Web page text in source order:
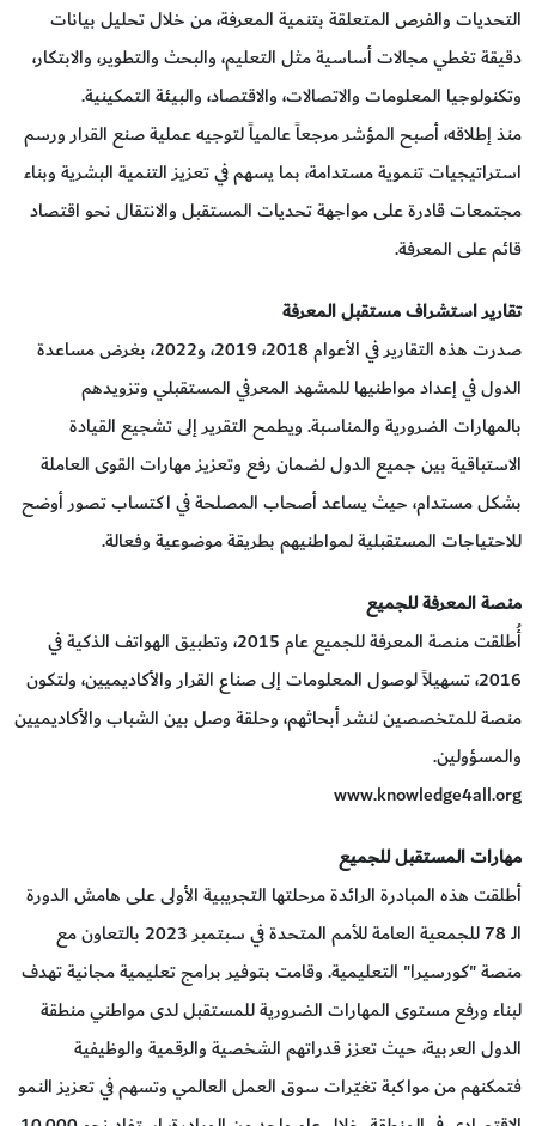
التحديات والفرص المتعلقة بتنمية المعرفة، من خلال تحليل بيانات
دقيقة تغطي مجالات أساسية مثل التعليم، والبحث والتطوير، والابتكار،
وتكنولوجيا المعلومات والاتصالات، والاقتصاد، والبيئة التمكينية.
منذ إطلاقه، أصبح المؤشر مرجعاً عالمياً لتوجيه عملية صنع القرار ورسم
استراتيجيات تنموية مستدامة، بما يسهم في تعزيز التنمية البشرية وبناء
مجتمعات قادرة على مواجهة تحديات المستقبل والانتقال نحو اقتصاد
قائم على المعرفة.
تقارير استشراف مستقبل المعرفة
صدرت هذه التقارير في الأعوام 2018، 2019، و2022، بغرض مساعدة
الدول في إعداد مواطنيها للمشهد المعرفي المستقبلي وتزويدهم
بالمهارات الضرورية والمناسبة. ويطمح التقرير إلى تشجيع القيادة
الاستباقية بين جميع الدول لضمان رفع وتعزيز مهارات القوى العاملة
بشكل مستدام، حيث يساعد أصحاب المصلحة في اكتساب تصور أوضح
للاحتياجات المستقبلية لمواطنيهم بطريقة موضوعية وفعالة.
منصة المعرفة للجميع
أُطلقت منصة المعرفة للجميع عام 2015، وتطبيق الهواتف الذكية في
2016، تسهيلاً لوصول المعلومات إلى صناع القرار والأكاديميين، ولتكون
منصة للمتخصصين لنشر أبحاثهم، وحلقة وصل بين الشباب والأكاديميين
والمسؤولين.
www.knowledge4all.org
مهارات المستقبل للجميع
أطلقت هذه المبادرة الرائدة مرحلتها التجريبية الأولى على هامش الدورة
الـ 78 للجمعية العامة للأمم المتحدة في سبتمبر 2023 بالتعاون مع
منصة "كورسيرا" التعليمية. وقامت بتوفير برامج تعليمية مجانية تهدف
لبناء ورفع مستوى المهارات الضرورية للمستقبل لدى مواطني منطقة
الدول العربية، حيث تعزز قدراتهم الشخصية والرقمية والوظيفية
فتمكنهم من مواكبة تغيّرات سوق العمل العالمي وتسهم في تعزيز النمو